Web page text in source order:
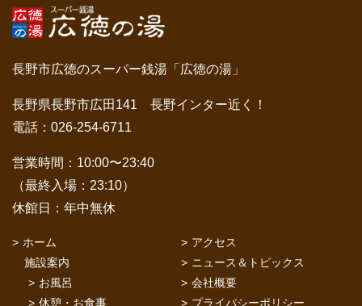
長野市広徳のスーパー銭湯「広徳の湯」
長野県長野市広田141 長野インター近く！
電話：026-254-6711
営業時間：10:00〜23:40
（最終入場：23:10）
休館日：年中無休
ホーム
施設案内
お風呂
休憩・お食事
アクセス
ニュース＆トピックス
会社概要
プライバシーポリシー